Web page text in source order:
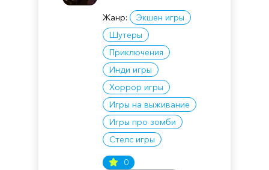
Жанр:
Экшен игры
Шутеры
Приключения
Инди игры
Хоррор игры
Игры на выживание
Игры про зомби
Стелс игры
0